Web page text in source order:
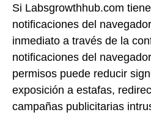
Si Labsgrowthhub.com
notificaciones del
inmediato a través de la
notificaciones del
permisos puede reducir
exposición a estafas,
campañas publicitarias